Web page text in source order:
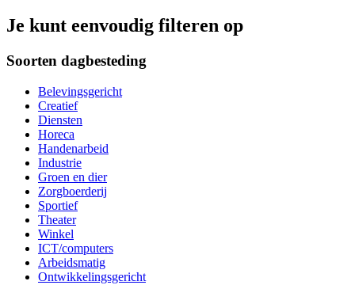
Je kunt eenvoudig filteren op
Soorten dagbesteding
Belevingsgericht
Creatief
Diensten
Horeca
Handenarbeid
Industrie
Groen en dier
Zorgboerderij
Sportief
Theater
Winkel
ICT/computers
Arbeidsmatig
Ontwikkelingsgericht